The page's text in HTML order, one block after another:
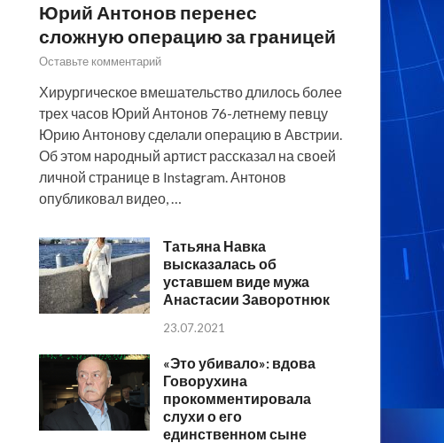
Юрий Антонов перенес
сложную операцию за границей
Оставьте комментарий
Хирургическое вмешательство длилось более
трех часов Юрий Антонов 76-летнему певцу
Юрию Антонову сделали операцию в Австрии.
Об этом народный артист рассказал на своей
личной странице в Instagram. Антонов
опубликовал видео, …
Татьяна Навка
высказалась об
уставшем виде мужа
Анастасии Заворотнюк
23.07.2021
«Это убивало»: вдова
Говорухина
прокомментировала
слухи о его
единственном сыне